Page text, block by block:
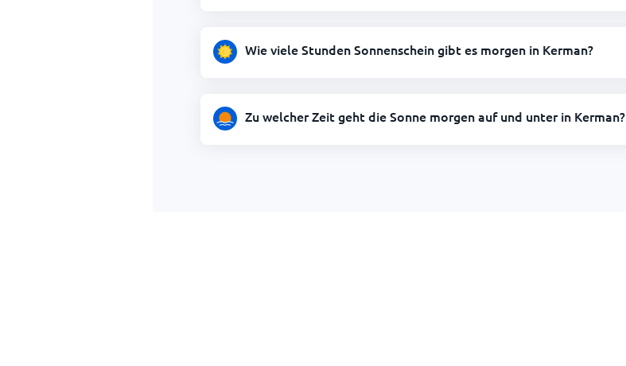
Wie viele Stunden Sonnenschein gibt es morgen in Kerman?
Zu welcher Zeit geht die Sonne morgen auf und unter in Kerman?